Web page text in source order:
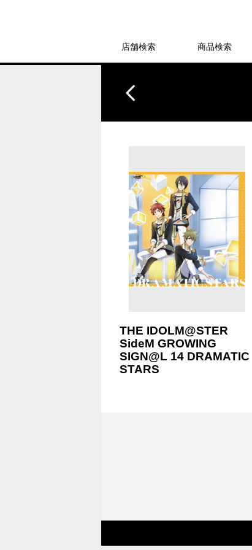
店舗検索 商品検索
THE IDOLM@STER
SideM GROWING
SIGN@L 14 DRAMATIC
STARS